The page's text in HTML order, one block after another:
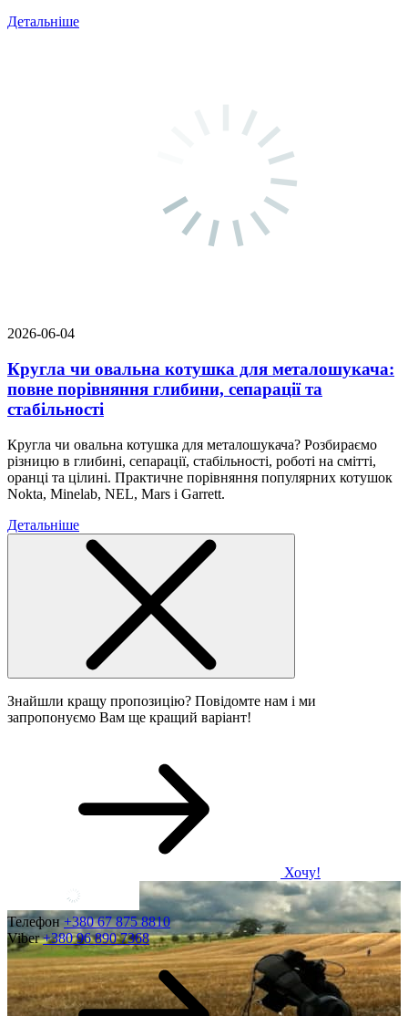
Детальніше
2026-06-04
Кругла чи овальна котушка для металошукача:
повне порівняння глибини, сепарації та
стабільності
Кругла чи овальна котушка для металошукача? Розбираємо
різницю в глибині, сепарації, стабільності, роботі на смітті,
оранці та цілині. Практичне порівняння популярних котушок
Nokta, Minelab, NEL, Mars і Garrett.
Детальніше
Знайшли кращу пропозицію? Повідомте нам і ми
запропонуємо Вам ще кращий варіант!
Хочу!
Телефон+380 67 875 8810
Viber+380 96 890 7368